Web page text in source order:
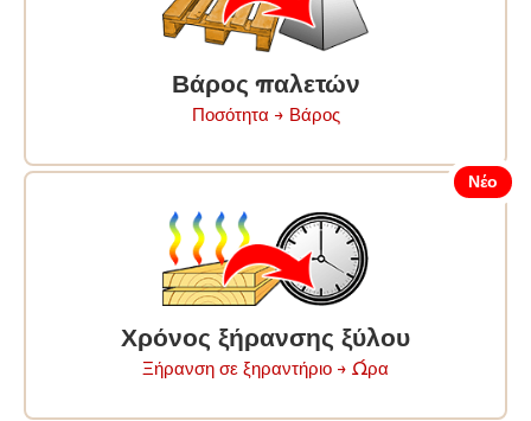
Βάρος παλετών
Ποσότητα → Βάρος
Νέο
Χρόνος ξήρανσης ξύλου
Ξήρανση σε ξηραντήριο → Ώρα